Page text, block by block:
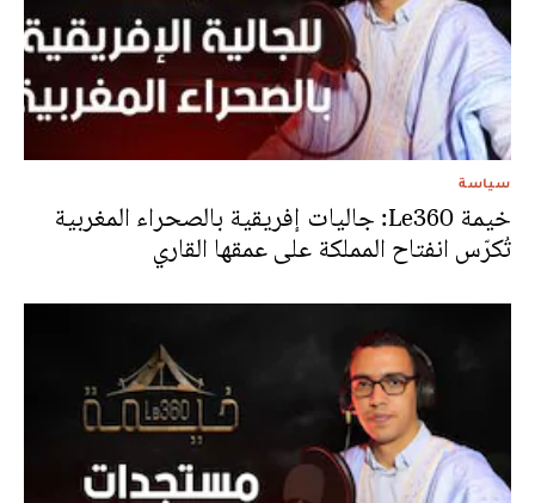
سياسة
خيمة Le360: جاليات إفريقية بالصحراء المغربية
تُكرّس انفتاح المملكة على عمقها القاري